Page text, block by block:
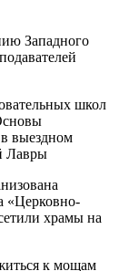
Западного
школ
выездном
Лавры
«Церковно-
храмы на
к мощам